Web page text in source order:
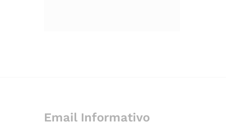
Email Informativo